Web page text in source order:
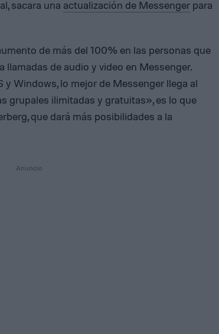
sacara una actualización de Messenger para
de más del 100% en las personas que
llamadas de audio y video en Messenger.
y Windows, lo mejor de Messenger llega al
grupales ilimitadas y gratuitas», es lo que
que dará más posibilidades a la